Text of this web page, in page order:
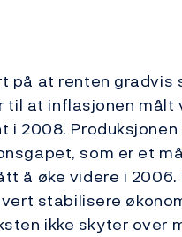
på at renten
at inflasjonen målt
2008.
som er et
å øke videre i 2006.
stabilisere
ikke skyter over